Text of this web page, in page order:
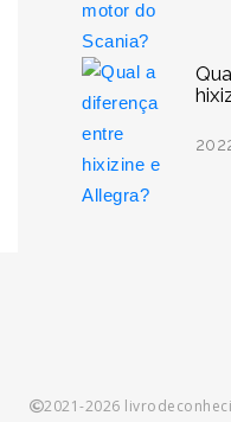
2021-2026